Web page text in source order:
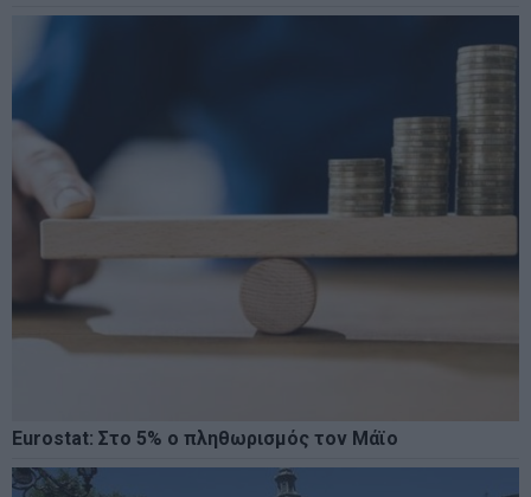
Eurostat: Στο 5% ο πληθωρισμός τον Μάϊο